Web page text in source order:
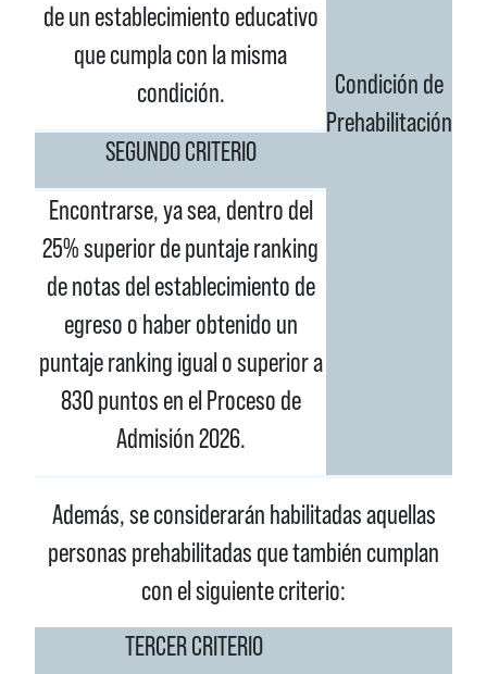
Condición de
Prehabilitación
de un establecimiento educativo
que cumpla con la misma
condición.
SEGUNDO CRITERIO
Encontrarse, ya sea, dentro del
25% superior de puntaje ranking
de notas del establecimiento de
egreso o haber obtenido un
puntaje ranking igual o superior a
830 puntos en el Proceso de
Admisión 2026.
Además, se considerarán habilitadas aquellas
personas prehabilitadas que también cumplan
con el siguiente criterio:
TERCER CRITERIO